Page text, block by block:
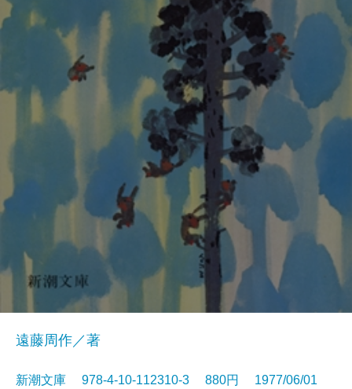
遠藤周作／著
新潮文庫 978-4-10-112310-3 880円 1977/06/01